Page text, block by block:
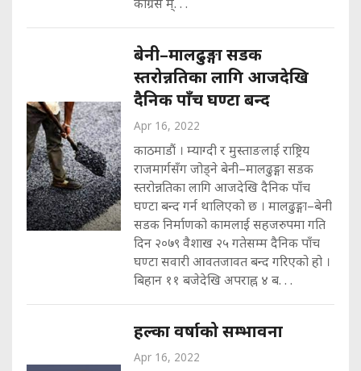
बेनी–मालढुङ्गा सडक
स्तरोन्नतिका लागि आजदेखि
दैनिक पाँच घण्टा बन्द
Apr 16, 2022
काठमाडौं । म्याग्दी र मुस्ताङलाई राष्ट्रिय
राजमार्गसँग जोड्ने बेनी–मालढुङ्गा सडक
स्तरोन्नतिका लागि आजदेखि दैनिक पाँच
घण्टा बन्द गर्न थालिएको छ । मालढुङ्गा–बेनी
सडक निर्माणको कामलाई सहजरुपमा गति
दिन २०७९ वैशाख २५ गतेसम्म दैनिक पाँच
घण्टा सवारी आवतजावत बन्द गरिएको हो ।
बिहान ११ बजेदेखि अपराह्न ४ ब. . .
हल्का वर्षाको सम्भावना
Apr 16, 2022